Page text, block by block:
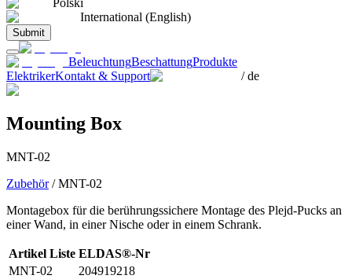
Polski
International (English)
Submit
BeleuchtungBeschattungProdukte
ElektrikerKontakt & Support /de
Mounting Box
MNT-02
Zubehör/MNT-02
Montagebox für die berührungssichere Montage des Plejd-Pucks an
einer Wand, in einer Nische oder in einem Schrank.
Artikel Liste ELDAS®-Nr
MNT-02
204919218